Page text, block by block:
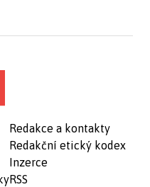
Redakce a kontakty
Redakční etický kodex
Inzerce
RSS